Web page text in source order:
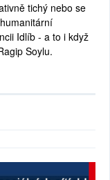
tichý nebo se
Idlíb - a to i když
Soylu.